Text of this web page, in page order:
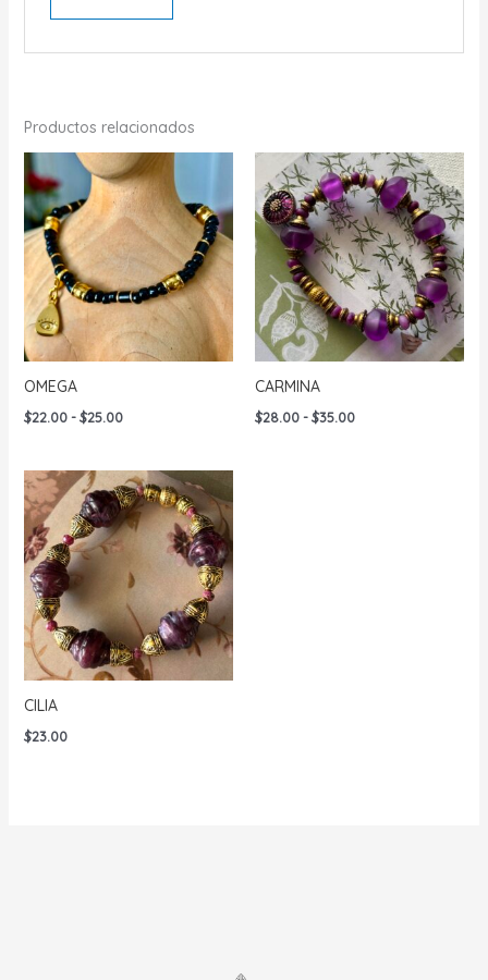
Productos relacionados
OMEGA
$22.00 - $25.00Rango
desde
$22.00
hasta
$25.00
CARMINA
$28.00-$35.00Rango
CILIA
$23.00